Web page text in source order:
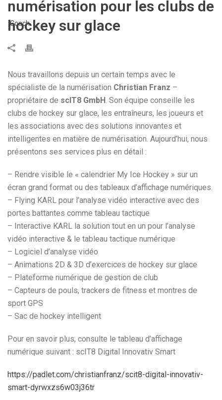
numérisation pour les clubs de
hockey sur glace
Nous travaillons depuis un certain temps avec le
spécialiste de la numérisation Christian Franz –
propriétaire de scIT8 GmbH. Son équipe conseille les
clubs de hockey sur glace, les entraîneurs, les joueurs et
les associations avec des solutions innovantes et
intelligentes en matière de numérisation. Aujourd’hui, nous
présentons ses services plus en détail :
– Rendre visible le « calendrier My Ice Hockey » sur un
écran grand format ou des tableaux d’affichage numériques.
– Flying KARL pour l’analyse vidéo interactive avec des
portes battantes comme tableau tactique
– Interactive KARL la solution tout en un pour l’analyse
vidéo interactive & le tableau tactique numérique
– Logiciel d’analyse vidéo
– Animations 2D & 3D d’exercices de hockey sur glace
– Plateforme numérique de gestion de club
– Capteurs de pouls, trackers de fitness et montres de
sport GPS
– Sac de hockey intelligent
Pour en savoir plus, consulte le tableau d’affichage
numérique suivant : scIT8 Digital Innovativ Smart
https://padlet.com/christianfranz/scit8-digital-innovativ-
smart-dyrwxzs6w03j36tr